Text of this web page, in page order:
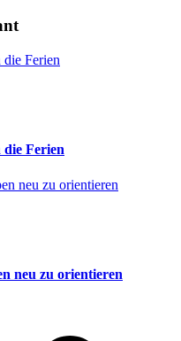
Ferien
neu zu orientieren